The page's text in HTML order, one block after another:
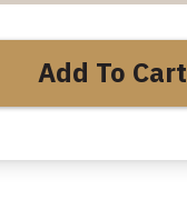
Add To Cart